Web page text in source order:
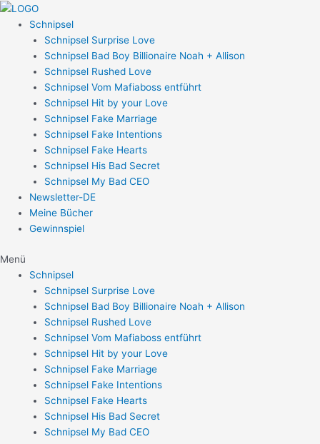
Zum
Inhalt
springen
Schnipsel
Schnipsel Surprise Love
Schnipsel Bad Boy Billionaire Noah + Allison
Schnipsel Rushed Love
Schnipsel Vom Mafiaboss entführt
Schnipsel Hit by your Love
Schnipsel Fake Marriage
Schnipsel Fake Intentions
Schnipsel Fake Hearts
Schnipsel His Bad Secret
Schnipsel My Bad CEO
Newsletter-DE
Meine Bücher
Gewinnspiel
Menü
Schnipsel
Schnipsel Surprise Love
Schnipsel Bad Boy Billionaire Noah + Allison
Schnipsel Rushed Love
Schnipsel Vom Mafiaboss entführt
Schnipsel Hit by your Love
Schnipsel Fake Marriage
Schnipsel Fake Intentions
Schnipsel Fake Hearts
Schnipsel His Bad Secret
Schnipsel My Bad CEO
Post
navigation